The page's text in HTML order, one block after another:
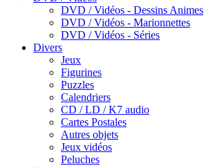
DVD / Vidéos - Dessins Animes
DVD / Vidéos - Marionnettes
DVD / Vidéos - Séries
Divers
Jeux
Figurines
Puzzles
Calendriers
CD / LD / K7 audio
Cartes Postales
Autres objets
Jeux vidéos
Peluches